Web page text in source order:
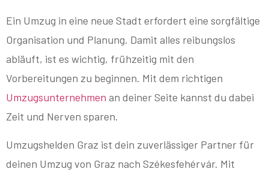
Ein Umzug in eine neue Stadt erfordert eine sorgfältige
Organisation und Planung. Damit alles reibungslos
abläuft, ist es wichtig, frühzeitig mit den
Vorbereitungen zu beginnen. Mit dem richtigen
Umzugsunternehmen an deiner Seite kannst du dabei
Zeit und Nerven sparen.
Umzugshelden Graz ist dein zuverlässiger Partner für
deinen Umzug von Graz nach Székesfehérvár. Mit